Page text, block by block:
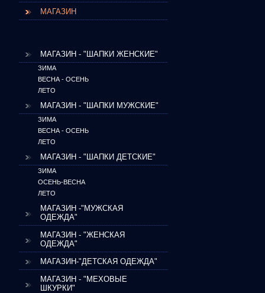
МАГАЗИН
МАГАЗИН - "ШАПКИ ЖЕНСКИЕ"
ЗИМА
ВЕСНА - ОСЕНЬ
ЛЕТО
МАГАЗИН - "ШАПКИ МУЖСКИЕ"
ЗИМА
ВЕСНА - ОСЕНЬ
ЛЕТО
МАГАЗИН - "ШАПКИ ДЕТСКИЕ"
ЗИМА
ОСЕНЬ-ВЕСНА
ЛЕТО
МАГАЗИН -"МУЖСКАЯ
ОДЕЖДА"
МАГАЗИН - "ЖЕНСКАЯ
ОДЕЖДА"
МАГАЗИН-"ДЕТСКАЯ ОДЕЖДА"
МАГАЗИН - "МЕХОВЫЕ
ШКУРКИ"